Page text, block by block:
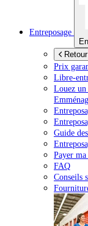
Entreposage
Prix
Libre-
Louez un
Guide
Payer
FAQ
Conseils